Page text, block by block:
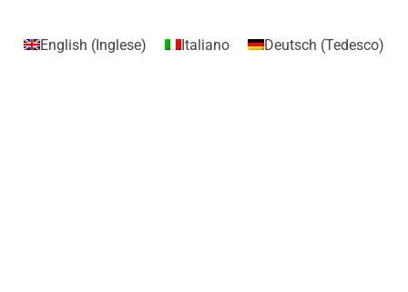
English (Inglese) Italiano Deutsch (Tedesco)